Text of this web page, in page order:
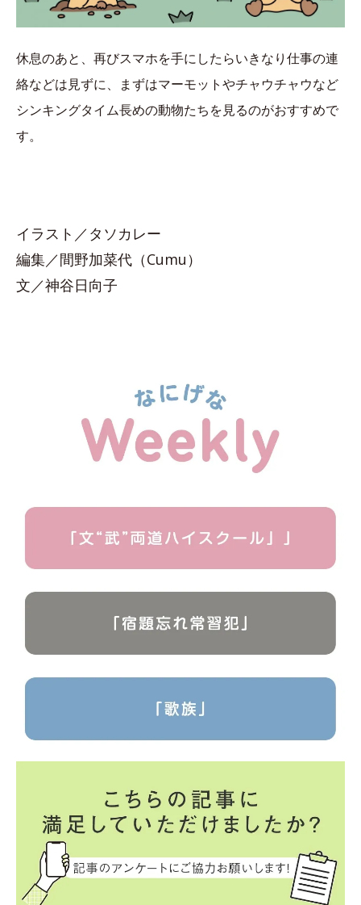
休息のあと、再びスマホを手にしたらいきなり仕事の連
絡などは見ずに、まずはマーモットやチャウチャウなど
シンキングタイム長めの動物たちを見るのがおすすめで
す。
イラスト／タソカレー
編集／間野加菜代（Cumu）
文／神谷日向子